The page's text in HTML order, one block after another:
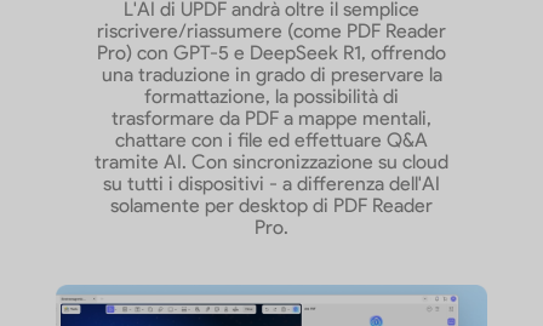
L'AI di UPDF andrà oltre il semplice
riscrivere/riassumere (come PDF Reader
Pro) con GPT-5 e DeepSeek R1, offrendo
una traduzione in grado di preservare la
formattazione, la possibilità di
trasformare da PDF a mappe mentali,
chattare con i file ed effettuare Q&A
tramite AI. Con sincronizzazione su cloud
su tutti i dispositivi - a differenza dell'AI
solamente per desktop di PDF Reader
Pro.